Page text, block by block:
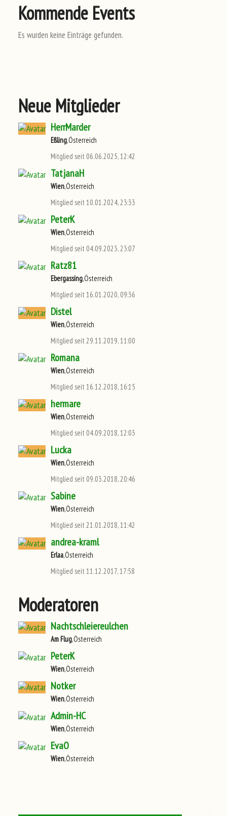
Kommende Events
Es wurden keine Einträge gefunden.
Neue Mitglieder
HerrMarder
Eßling,Österreich
Mitglied seit 06.06.2025, 12:42
TatjanaH
Wien,Österreich
Mitglied seit 10.01.2024, 23:33
PeterK
Wien,Österreich
Mitglied seit 04.09.2023, 23:07
Ratz81
Ebergassing,Österreich
Mitglied seit 16.01.2020, 09:36
Distel
Wien,Österreich
Mitglied seit 29.11.2019, 11:00
Romana
Wien,Österreich
Mitglied seit 16.12.2018, 16:15
hermare
Wien,Österreich
Mitglied seit 04.09.2018, 12:03
Lucka
Wien,Österreich
Mitglied seit 09.03.2018, 20:46
Sabine
Wien,Österreich
Mitglied seit 21.01.2018, 11:42
andrea-kraml
Erlaa,Österreich
Mitglied seit 11.12.2017, 17:58
Moderatoren
Nachtschleiereulchen
Am Flug,Österreich
PeterK
Wien,Österreich
Notker
Wien,Österreich
Admin-HC
Wien,Österreich
EvaO
Wien,Österreich